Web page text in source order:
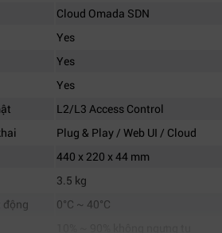
Cloud Omada SDN
Yes
Yes
Yes
L2/L3 Access Control
Plug & Play / Web UI / Cloud
440 x 220 x 44 mm
3.5 kg
động
0°C ~ 40°C